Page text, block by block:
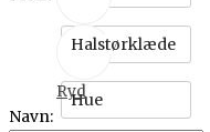
Halstørklæde
Hue
Ryd
Navn: